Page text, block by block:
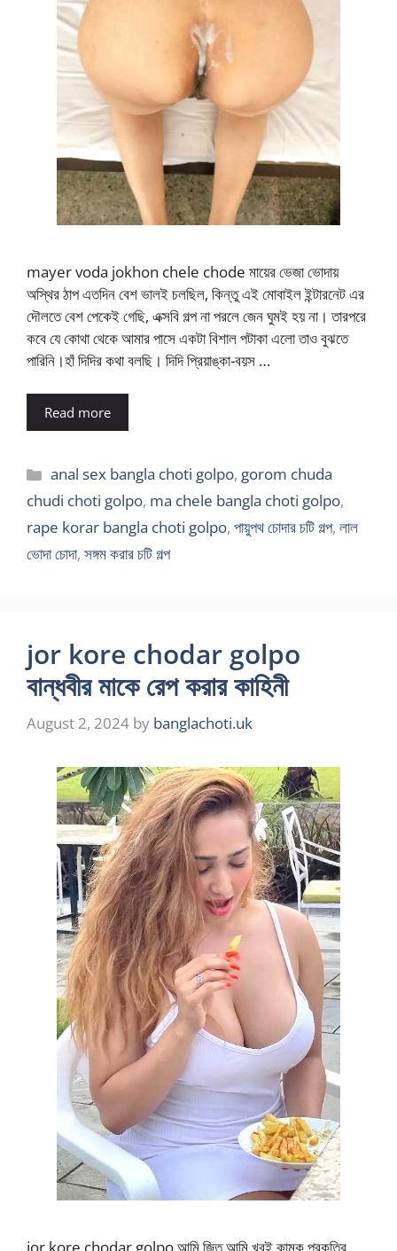
mayer voda jokhon chele chode মায়ের ভেজা ভোদায়
অস্থির ঠাপ এতদিন বেশ ভালই চলছিল, কিন্তু এই মোবাইল ইন্টারনেট এর
দৌলতে বেশ পেকেই গেছি, এক্সবি গল্প না পরলে জেন ঘুমই হয় না। তারপরে
কবে যে কোথা থেকে আমার পাসে একটা বিশাল পটাকা এলো তাও বুঝতে
পারিনি।হাঁ দিদির কথা বলছি। দিদি প্রিয়াঙ্কা-বয়স …
Read more
Categories
anal sex bangla choti golpo, gorom chuda
chudi choti golpo, ma chele bangla choti golpo,
rape korar bangla choti golpo, পায়ুপথ চোদার চটি গল্প, লাল
ভোদা চোদা, সঙ্গম করার চটি গল্প
jor kore chodar golpo
বান্ধবীর মাকে রেপ করার কাহিনী
August 2, 2024 by banglachoti.uk
jor kore chodar golpo আমি জিত আমি খুবই কামুক প্রকৃতির